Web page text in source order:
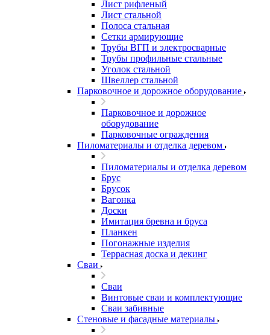
Лист рифленый
Лист стальной
Полоса стальная
Сетки армирующие
Трубы ВГП и электросварные
Трубы профильные стальные
Уголок стальной
Швеллер стальной
Парковочное и дорожное оборудование
Парковочное и дорожное
оборудование
Парковочные ограждения
Пиломатериалы и отделка деревом
Пиломатериалы и отделка деревом
Брус
Брусок
Вагонка
Доски
Имитация бревна и бруса
Планкен
Погонажные изделия
Террасная доска и декинг
Сваи
Сваи
Винтовые сваи и комплектующие
Сваи забивные
Стеновые и фасадные материалы